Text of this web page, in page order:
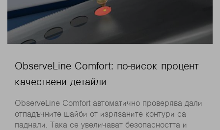
ObserveLine Comfort: по-висок процент
качествени детайли
ObserveLine Comfort автоматично проверява дали
отпадъчните шайби от изрязаните контури са
паднали. Така се увеличават безопасността и